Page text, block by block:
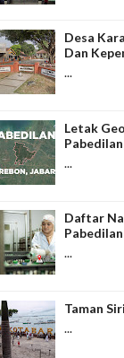
Desa
Dan
...
Letak
...
Daftar
Pabedilan
...
Taman
...